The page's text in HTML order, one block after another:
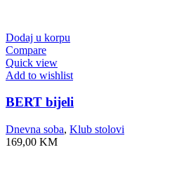
Dodaj u korpu
Compare
Quick view
Add to wishlist
BERT bijeli
Dnevna soba, Klub stolovi
169,00 KM